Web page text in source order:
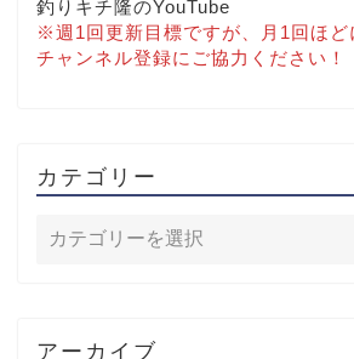
釣りキチ隆のYouTube
※週1回更新目標ですが、月1回ほ
チャンネル登録にご協力ください！
カテゴリー
アーカイブ